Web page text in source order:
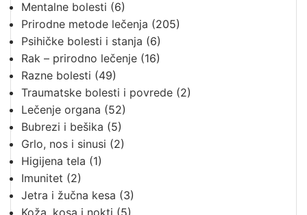
Mentalne bolesti (6)
Prirodne metode lečenja (205)
Psihičke bolesti i stanja (6)
Rak – prirodno lečenje (16)
Razne bolesti (49)
Traumatske bolesti i povrede (2)
Lečenje organa (52)
Bubrezi i bešika (5)
Grlo, nos i sinusi (2)
Higijena tela (1)
Imunitet (2)
Jetra i žučna kesa (3)
Koža, kosa i nokti (5)